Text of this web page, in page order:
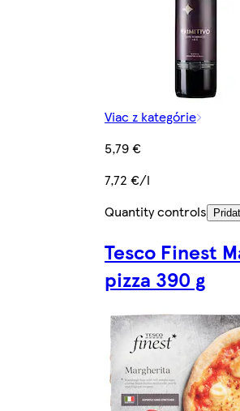
Viac z kategórie
5,79 €
7,72 €/l
Quantity controls
Tesco Finest
pizza 390 g